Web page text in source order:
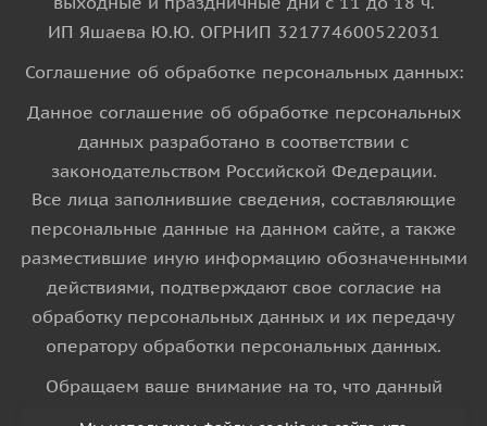
ИП Яшаева Ю.Ю. ОГРНИП 321774600522031
Соглашение об обработке персональных данных:
Данное соглашение об обработке персональных
данных разработано в соответствии с
законодательством Российской Федерации.
Все лица заполнившие сведения, составляющие
персональные данные на данном сайте, а также
разместившие иную информацию обозначенными
действиями, подтверждают свое согласие на
обработку персональных данных и их передачу
оператору обработки персональных данных.
Обращаем ваше внимание на то, что данный